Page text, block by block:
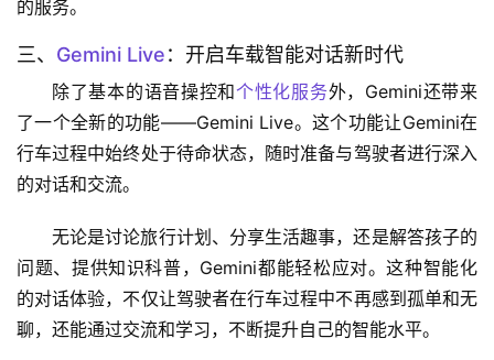
的服务。
三、 Gemini Live：开启车载智能对话新时代
除了基本的语音操控和个性化服务外，Gemini还带来
了一个全新的功能——Gemini Live。这个功能让Gemini在
行车过程中始终处于待命状态，随时准备与驾驶者进行深入
的对话和交流。
无论是讨论旅行计划、分享生活趣事，还是解答孩子的
问题、提供知识科普，Gemini都能轻松应对。这种智能化
的对话体验，不仅让驾驶者在行车过程中不再感到孤单和无
聊，还能通过交流和学习，不断提升自己的智能水平。